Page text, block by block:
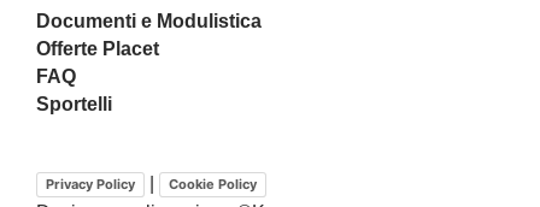
Documenti e Modulistica
Offerte Placet
FAQ
Sportelli
Privacy Policy Cookie Policy